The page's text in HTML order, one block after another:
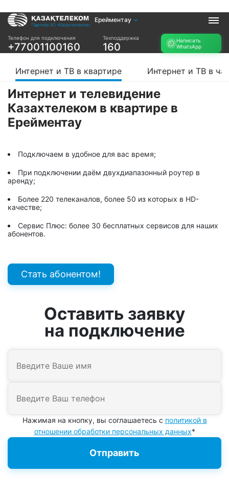
Ерейментау
Телефон для подключения
+77001100160
Техподдержка
160
Написать
WhatsApp
Услуги
Интернет и ТВ в
Интернет и ТВ в
частном доме
Интернет в офис
Прочее
Проверить
Проверить
возможность
подключения по
названию ЖК
Новости
подбор тарифа
Подключиться к
КазахТелеком
Интернет и ТВ в квартире Интернет и ТВ в
Интернет и телевидение
Казахтелеком в квартире в
Ерейментау
Подключаем в удобное для вас время;
При подключении даём двухдиапазонный роутер в
аренду;
Более 220 телеканалов, более 50 из которых в HD-
качестве;
Сервис Плюс: более 30 бесплатных сервисов для наших
абонентов.
Стать абонентом!
Оставить заявку
на подключение
Нажимая на кнопку, вы соглашаетесь с политикой в
отношении обработки персональных данных*